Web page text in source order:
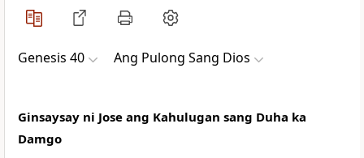
Genesis 40 Ang Pulong Sang Dios
Ginsaysay ni Jose ang Kahulugan sang Duha ka
Damgo